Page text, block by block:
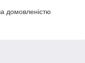
домовленістю